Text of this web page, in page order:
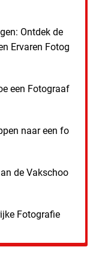
Ontdek de
Ervaren Fotog
een Fotograaf
naar een fo
de Vakschoo
Fotografie